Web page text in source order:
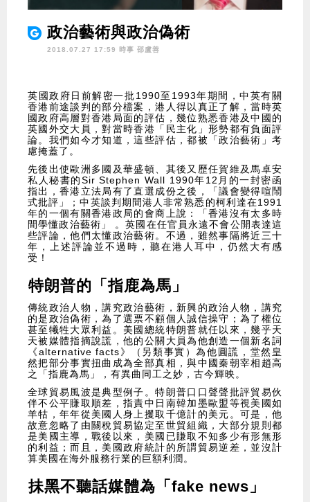
政治藝術與政治偽術
2018.07.27 17:59 時事 邵盧善
英國政府日前解密一批1990至1993年期間，中英有關
香港前途談判的部分檔案，港人得以真正了解，當時英
國政府高層對香港局面的評估，幾位熟悉香港及中國的
英國外交大員，對當時香港「民主化」形勢都有負面評
論。我們如今才知道，這些評估，都被「政治藝術」考
慮掩蓋了。
先後出使歐洲多國及華盛頓、其後又歷任賀維及馬卓安
私人秘書的Sir Stephen Wall 1990年12月的一封密函
指出，香港立法局有了直選成份之後，「議會變得喧鬧
式批評」；中英談判期間港人非常熟悉的柯利達在1991
年的一個有關香港政局的會商上說：「香港沒有太多時
間學懂政治藝術」 。英國在任官員永遠不會公開表達這
些評論，他們太懂政治藝術。不過，雖然事隔將近三十
年，上述評論並不過時，聽在港人耳中，仍然大有感
受！
特朗普的「指鹿為馬」
傳統政治人物，講究政治藝術，新興的政治人物，講究
的是政治偽術，為了選票不顧個人誠信操守；為了權位
甚至犧牲大眾利益。美國總統特朗普就任以來，幾乎天
天被媒體指摘說謊，他的公關大員為他創造一個新名詞
《alternative facts》（另類事實）為他圓謊，堂然皇
然把部分事實扭曲成為全部真相，與中國秦朝宰相趙高
之「指鹿為馬」，有異曲同工之妙，古今輝映。
全球貿易風波是典型例子。特朗普口口聲聲批評貿易伙
伴不公平賺取順差，指責中日南韓加墨歐盟等視美國如
羊牯，年年從美國人身上攫取千億計的美元。可是，他
故意忽略了由關稅貿易協定至世貿組織，大部分規則都
是美國主導，戰後以來，美國已賺取不知多少有形無形
的利益；而且，美國政府統計的所謂貿易逆差，並沒計
算美國在海外服務行業的巨額利潤。
抺黑不聽話媒體為「fake news」